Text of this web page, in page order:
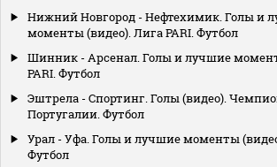
Нижний Новгород - Нефтехимик. Голы и
моменты (видео). Лига PARI. Футбол
Шинник - Арсенал. Голы и лучшие
PARI. Футбол
Эштрела - Спортинг. Голы (видео).
Португалии. Футбол
Урал - Уфа. Голы и лучшие моменты
Футбол